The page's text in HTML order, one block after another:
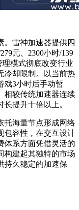
。雷神加速器提供四
元、2300小时/139
理模式彻底改变行业
却限制。以当前热
戏3小时后手动暂
相较传统加速器连续
提升十倍以上。
托海量节点形成网络
包容性，在交互设计
体系方面凭借灵活的
构建起其独特的市场
持久稳定的加速保